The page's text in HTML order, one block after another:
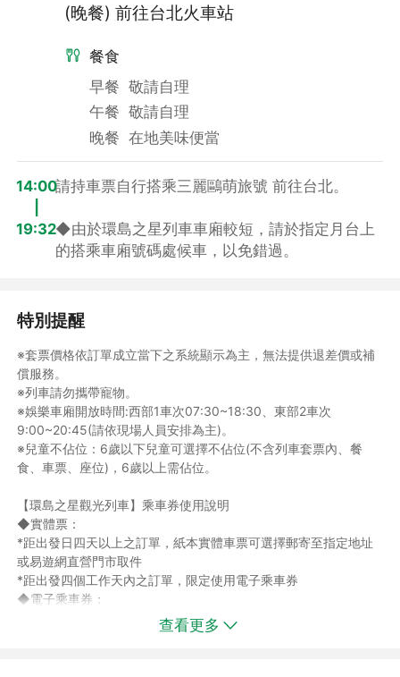
(晚餐) 前往台北火車站
餐食
早餐 敬請自理
午餐 敬請自理
晚餐 在地美味便當
14:00
19:32
請持車票自行搭乘三麗鷗萌旅號 前往台北。
◆由於環島之星列車車廂較短，請於指定月台上
的搭乘車廂號碼處候車，以免錯過。
特別提醒
※套票價格依訂單成立當下之系統顯示為主，無法提供退差價或補
償服務。
※列車請勿攜帶寵物。
※娛樂車廂開放時間:西部1車次07:30~18:30、東部2車次
9:00~20:45(請依現場人員安排為主)。
※兒童不佔位：6歲以下兒童可選擇不佔位(不含列車套票內、餐
食、車票、座位)，6歲以上需佔位。
【環島之星觀光列車】乘車券使用說明
◆實體票：
*距出發日四天以上之訂單，紙本實體車票可選擇郵寄至指定地址
或易遊網直營門市取件
*距出發四個工作天內之訂單，限定使用電子乘車券
◆電子乘車券：
*登入易遊網APP，系統將自動提供電子乘車券，將於乘車時間前2
查看更多